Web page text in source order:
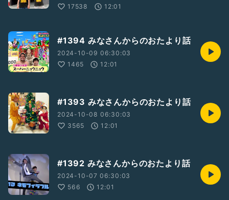
17538
12:01
#1394 みなさんからのおたより話
2024-10-09 06:30:03
1465
12:01
#1393 みなさんからのおたより話
2024-10-08 06:30:03
3565
12:01
#1392 みなさんからのおたより話
2024-10-07 06:30:03
566
12:01